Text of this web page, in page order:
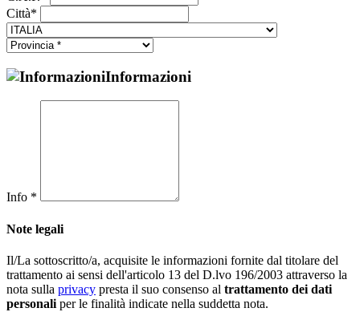
Città*
Informazioni
Info *
Note legali
Il/La sottoscritto/a, acquisite le informazioni fornite dal titolare del
trattamento ai sensi dell'articolo 13 del D.lvo 196/2003 attraverso la
nota sulla privacy presta il suo consenso al trattamento dei dati
personali per le finalità indicate nella suddetta nota.